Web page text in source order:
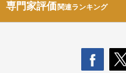
専門家評価関連ランキング